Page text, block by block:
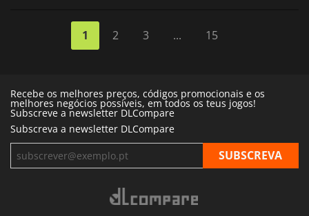
1 2 3 ... 15
Recebe os melhores preços, códigos promocionais e os
melhores negócios possíveis, em todos os teus jogos!
Subscreve a newsletter DLCompare
Subscreva a newsletter DLCompare